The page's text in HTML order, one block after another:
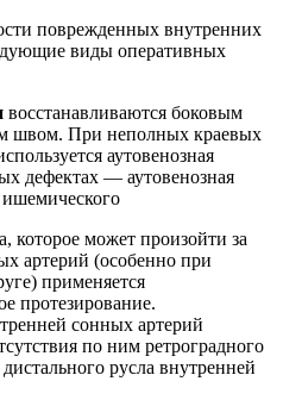
поврежденных внутренних
виды оперативных
восстанавливаются боковым
швом. При неполных краевых
аутовенозная
дефектах — аутовенозная
которое может произойти за
артерий (особенно при
применяется
протезирование.
сонных артерий
по ним ретроградного
русла внутренней